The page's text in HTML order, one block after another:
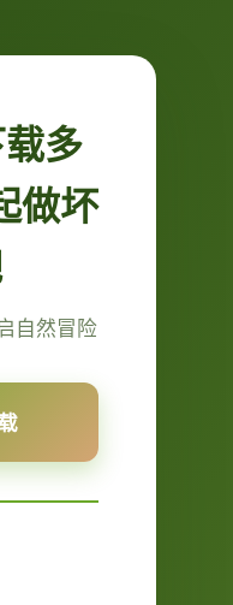
多
做坏
自然冒险